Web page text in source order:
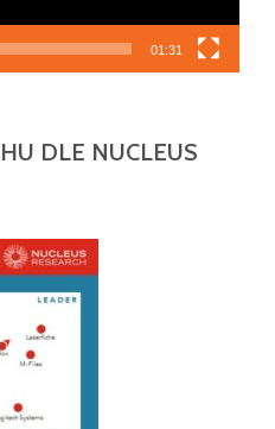
01:31
DLE NUCLEUS